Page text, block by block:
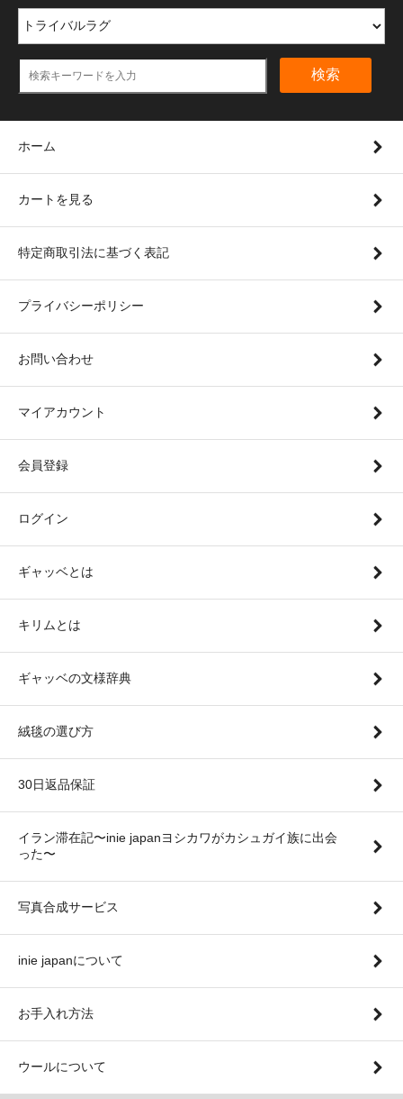
検索
ホーム
カートを見る
特定商取引法に基づく表記
プライバシーポリシー
お問い合わせ
マイアカウント
会員登録
ログイン
ギャッベとは
キリムとは
ギャッベの文様辞典
絨毯の選び方
30日返品保証
イラン滞在記〜inie japanヨシカワがカシュガイ族に出会
った〜
写真合成サービス
inie japanについて
お手入れ方法
ウールについて